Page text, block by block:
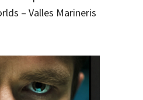
– Valles Marineris